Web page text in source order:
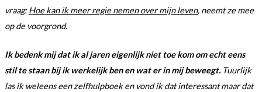
vraag:Hoe kan ik meer regie nemen over mijn leven, neemt ze mee
op de voorgrond.
Ik bedenk mij dat ik al jaren eigenlijk niet toe kom om echt eens
stil te staan bij ik werkelijk ben en wat er in mij beweegt. Tuurlijk
las ik weleens een zelfhulpboek en vond ik dat interessant maar dat